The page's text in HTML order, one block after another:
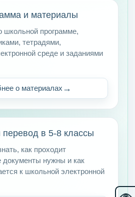
и материалы
школьной программе,
тетрадями,
среде и заданиями
о материалах
перевод в 5-8 классы
как проходит
документы нужны и как
к школьной электронной